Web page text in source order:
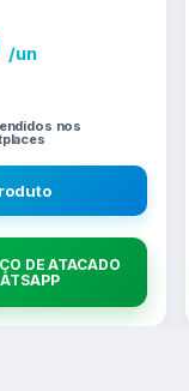
/un
nos
DE ATACADO